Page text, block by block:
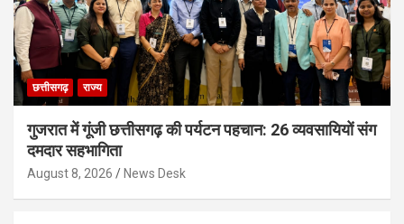
छत्तीसगढ़ राज्य
गुजरात में गूंजी छत्तीसगढ़ की पर्यटन पहचान: 26 व्यवसायियों संग
दमदार सहभागिता
August 8, 2026 News Desk